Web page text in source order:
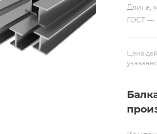
Длина,
ГОСТ —
Цена